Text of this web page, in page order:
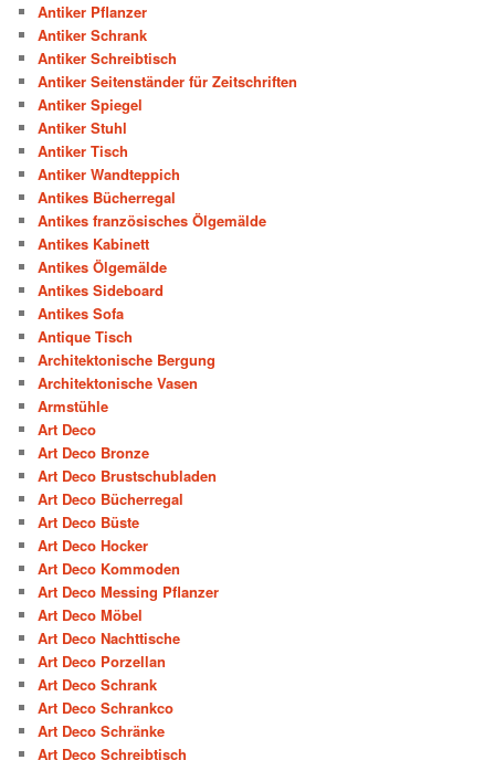
Antiker Pflanzer
Antiker Schrank
Antiker Schreibtisch
Antiker Seitenständer für Zeitschriften
Antiker Spiegel
Antiker Stuhl
Antiker Tisch
Antiker Wandteppich
Antikes Bücherregal
Antikes französisches Ölgemälde
Antikes Kabinett
Antikes Ölgemälde
Antikes Sideboard
Antikes Sofa
Antique Tisch
Architektonische Bergung
Architektonische Vasen
Armstühle
Art Deco
Art Deco Bronze
Art Deco Brustschubladen
Art Deco Bücherregal
Art Deco Büste
Art Deco Hocker
Art Deco Kommoden
Art Deco Messing Pflanzer
Art Deco Möbel
Art Deco Nachttische
Art Deco Porzellan
Art Deco Schrank
Art Deco Schrankco
Art Deco Schränke
Art Deco Schreibtisch